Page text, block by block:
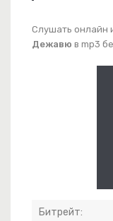
Слушать онлайн
Дежавю в mp3
Битрейт: